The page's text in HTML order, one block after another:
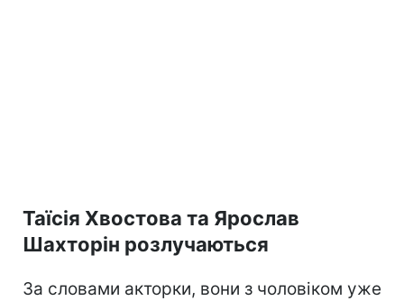
Таїсія Хвостова та Ярослав
Шахторін розлучаються
За словами акторки, вони з чоловіком уже